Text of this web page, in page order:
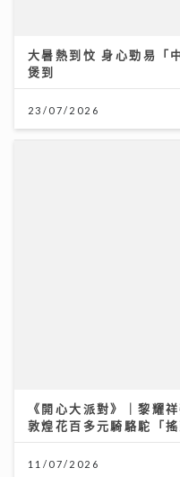
大暑熱到忟 身心勁易「
煲到
23/07/2026
《開心大派對》｜黎耀
敦煌花百多元騎駱駝「搖
11/07/2026